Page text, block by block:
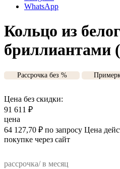
WhatsApp
Кольцо из
бриллиантами
Рассрочка без %
Цена без скидки:
91 611 ₽
цена
64 127,70 ₽ по запросу Цена
покупке через сайт
рассрочка/ в месяц